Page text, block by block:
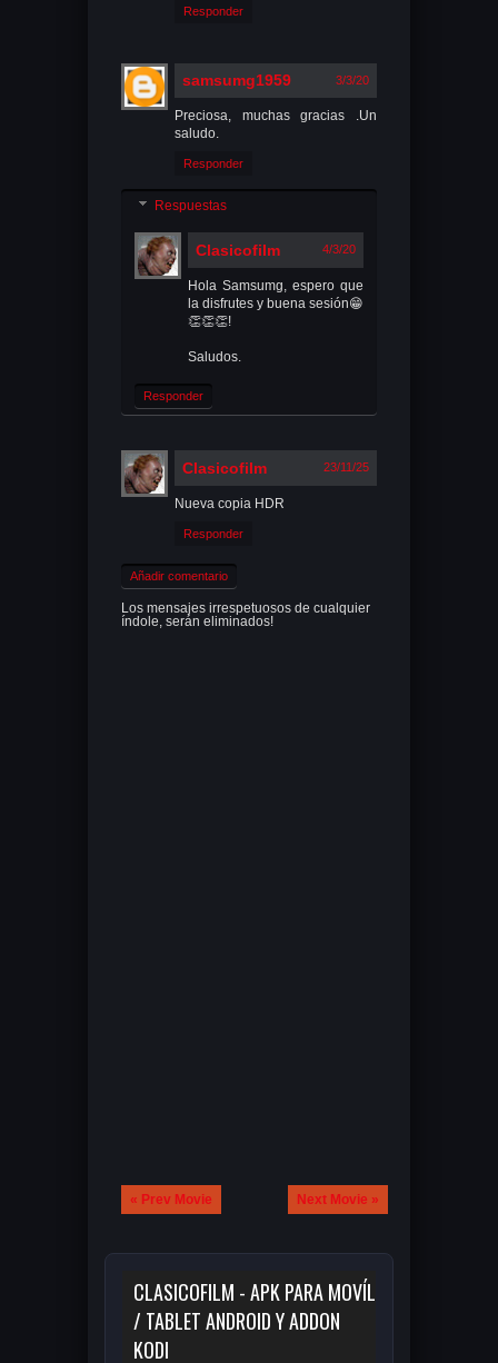
Responder
samsumg1959 3/3/20
Preciosa, muchas gracias .Un
saludo.
Responder
Respuestas
Clasicofilm 4/3/20
Hola Samsumg, espero que
la disfrutes y buena sesión😁
👏👏👏!
Saludos.
Responder
Clasicofilm 23/11/25
Nueva copia HDR
Responder
Añadir comentario
Los mensajes irrespetuosos de cualquier
índole, serán eliminados!
« Prev Movie Next Movie »
CLASICOFILM - APK PARA MOVÍL
/ TABLET ANDROID Y ADDON
KODI